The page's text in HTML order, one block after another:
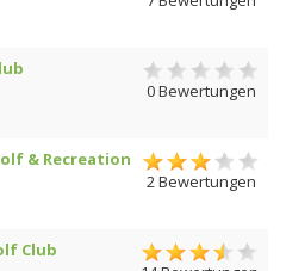
0 Bewertungen
& Recreation
2 Bewertungen
Club